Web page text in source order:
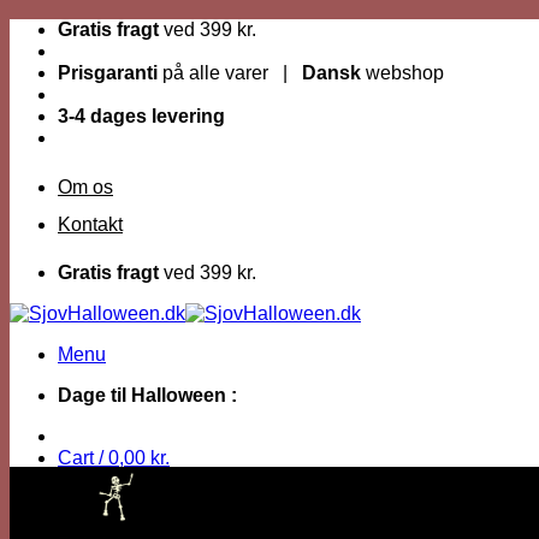
Fortsæt
indhold
Gratis fragt ved 399 kr.
Prisgaranti på alle varer | Dansk webshop
3-4 dages levering
Om os
Kontakt
Gratis fragt ved 399 kr.
Menu
Dage til Halloween :
Cart /0,00 kr.